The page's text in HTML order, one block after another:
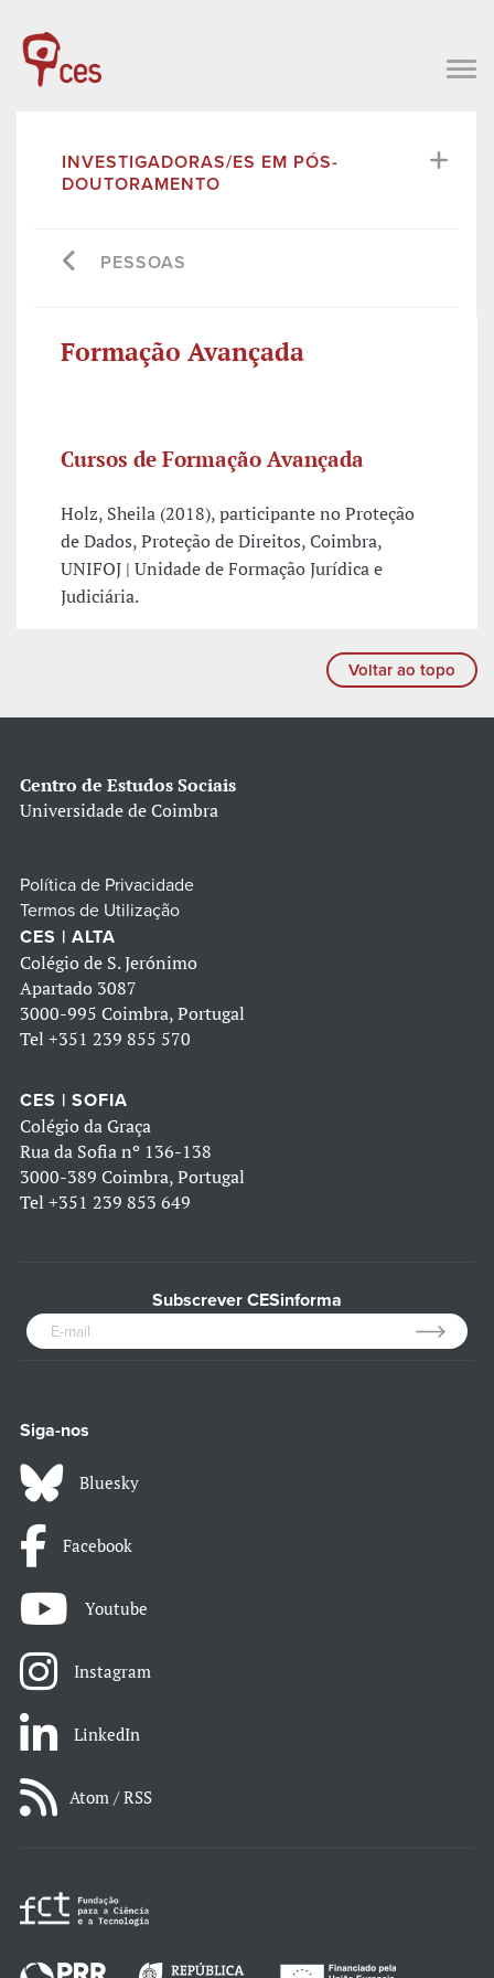
INVESTIGADORAS/ES EM PÓS-
DOUTORAMENTO
PESSOAS
Formação Avançada
Cursos de Formação Avançada
Holz, Sheila (2018), participante no Proteção
de Dados, Proteção de Direitos, Coimbra,
UNIFOJ | Unidade de Formação Jurídica e
Judiciária.
Voltar ao topo
Centro de Estudos Sociais
Universidade de Coimbra
Política de Privacidade
Termos de Utilização
CES | ALTA
Colégio de S. Jerónimo
Apartado 3087
3000-995 Coimbra, Portugal
Tel +351 239 855 570
CES | SOFIA
Colégio da Graça
Rua da Sofia nº 136-138
3000-389 Coimbra, Portugal
Tel +351 239 853 649
Subscrever CESinforma
Siga-nos
Bluesky
Facebook
Youtube
Instagram
LinkedIn
Atom / RSS